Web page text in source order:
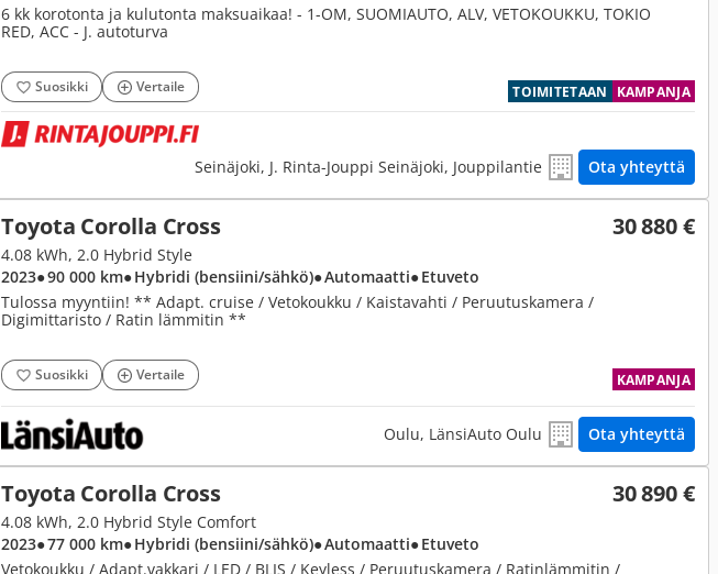
TOIMITETAAN KAMPANJA
6 kk korotonta ja kulutonta maksuaikaa! - 1-OM, SUOMIAUTO, ALV, VETOKOUKKU, TOKIO
RED, ACC - J. autoturva
Suosikki Vertaile
Seinäjoki, J. Rinta-Jouppi Seinäjoki, Jouppilantie Ota yhteyttä
Toyota Corolla Cross 30 880 €
KAMPANJA
4.08 kWh, 2.0 Hybrid Style
2023● 90 000 km● Hybridi (bensiini/sähkö)● Automaatti● Etuveto
Tulossa myyntiin! ** Adapt. cruise / Vetokoukku / Kaistavahti / Peruutuskamera /
Digimittaristo / Ratin lämmitin **
Suosikki Vertaile
Oulu, LänsiAuto Oulu Ota yhteyttä
Toyota Corolla Cross 30 890 €
4.08 kWh, 2.0 Hybrid Style Comfort
2023● 77 000 km● Hybridi (bensiini/sähkö)● Automaatti● Etuveto
Vetokoukku / Adapt.vakkari / LED / BLIS / Keyless / Peruutuskamera / Ratinlämmitin /